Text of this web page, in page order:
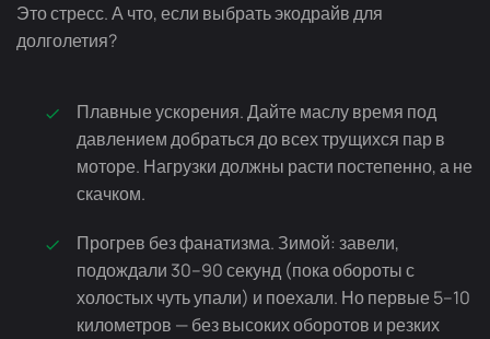
Это стресс. А что, если выбрать экодрайв для
долголетия?
Плавные ускорения. Дайте маслу время под
давлением добраться до всех трущихся пар в
моторе. Нагрузки должны расти постепенно, а не
скачком.
Прогрев без фанатизма. Зимой: завели,
подождали 30–90 секунд (пока обороты с
холостых чуть упали) и поехали. Но первые 5–10
километров — без высоких оборотов и резких